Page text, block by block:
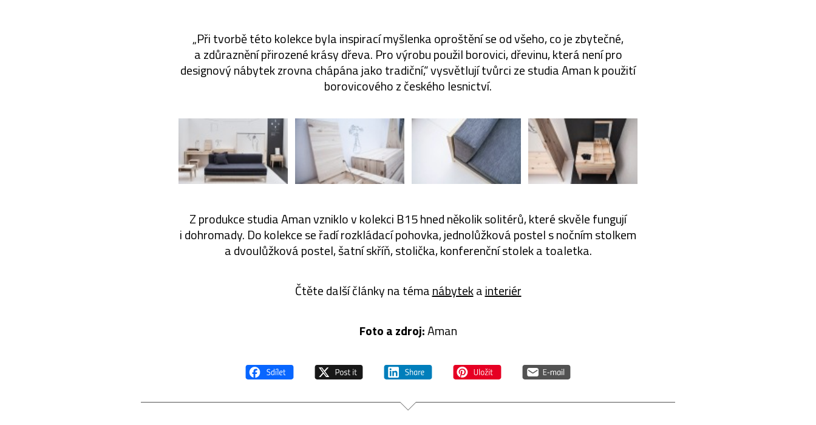
„Při tvorbě této kolekce byla inspirací myšlenka oproštění se od všeho, co je zbytečné,
a zdůraznění přirozené krásy dřeva. Pro výrobu použil borovici, dřevinu, která není pro
designový nábytek zrovna chápána jako tradiční,“ vysvětlují tvůrci ze studia Aman k použití
borovicového z českého lesnictví.
Z produkce studia Aman vzniklo v kolekci B15 hned několik solitérů, které skvěle fungují
i dohromady. Do kolekce se řadí rozkládací pohovka, jednolůžková postel s nočním stolkem
a dvoulůžková postel, šatní skříň, stolička, konferenční stolek a toaletka.
Čtěte další články na témanábytekainteriér
Foto a zdroj:Aman